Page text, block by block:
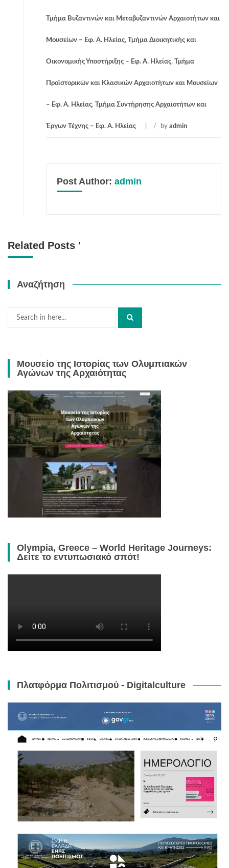
Τμήμα Βυζαντινών και Μεταβυζαντινών Αρχαιοτήτων και
Μουσείων – Εφ. Α. Ηλείας, Τμήμα Διοικητικής και
Οικονομικής Υποστήριξης – Εφ. Α. Ηλείας, Τμήμα
Προϊστορικών και Κλασικών Αρχαιοτήτων και Μουσείων
– Εφ. Α. Ηλείας, Τμήμα Συντήρησης Αρχαιοτήτων και
Έργων Τέχνης – Εφ. Α. Ηλείας / by admin
Post Author: admin
Related Posts '
Αναζήτηση
Search
Μουσείο της Ιστορίας των Ολυμπιακών
Αγώνων της Αρχαιότητας
Olympia, Greece – World Heritage Journeys:
Δείτε το εντυπωσιακό σπότ!
Πλατφόρμα Πολιτισμού - Digitalculture